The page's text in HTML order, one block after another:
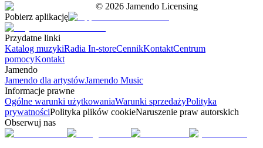
© 2026 Jamendo Licensing
Pobierz aplikację
Przydatne linki
Katalog muzykiRadia In-storeCennikKontaktCentrum
pomocyKontakt
Jamendo
Jamendo dla artystówJamendo Music
Informacje prawne
Ogólne warunki użytkowaniaWarunki sprzedażyPolityka
prywatnościPolityka plików cookieNaruszenie praw autorskich
Obserwuj nas